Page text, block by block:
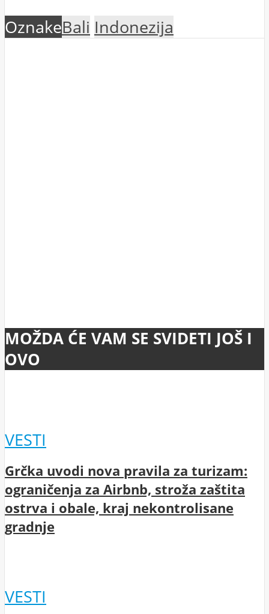
OznakeBali Indonezija
MOŽDA ĆE VAM SE SVIDETI JOŠ I
OVO
VESTI
Grčka uvodi nova pravila za turizam:
ograničenja za Airbnb, stroža zaštita
ostrva i obale, kraj nekontrolisane
gradnje
VESTI